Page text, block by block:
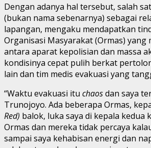
Dengan adanya hal tersebut, salah
(bukan nama sebenarnya) sebagai
lapangan, mengaku mendapatkan
Organisasi Masyarakat (Ormas) yang
antara aparat kepolisian dan massa
kondisinya cepat pulih berkat
lain dan tim medis evakuasi yang
“Waktu evakuasi itu chaosdan saya
Trunojoyo. Ada beberapa Ormas,
Red) balok, luka saya di kepala kedua
Ormas dan mereka tidak percaya
sampai saya kehabisan energi dan